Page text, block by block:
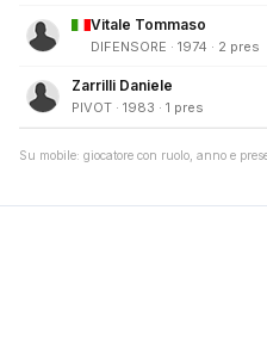
Vitale Tommaso
DIFENSORE · 1974 · 2 pres
Zarrilli Daniele
PIVOT · 1983 · 1 pres
Su mobile: giocatore con ruolo, anno e